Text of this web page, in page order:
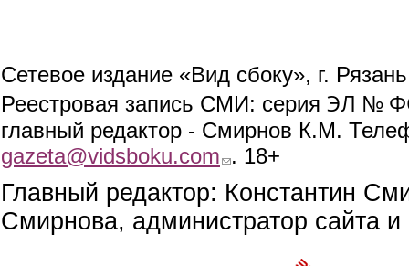
Сетевое издание «Вид сбоку», г.
Реестровая запись СМИ: серия ЭЛ №
главный редактор - Смирнов К.М.
gazeta@vidsboku.com (link sends e-mail)
. 18+
Главный редактор: Константин
Смирнова, администратор сайта